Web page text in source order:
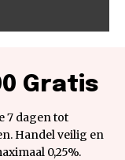
Gratis
7 dagen tot
Handel veilig en
0,25%.